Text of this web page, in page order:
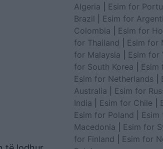
Algeria
Esim for
Brazil
Esim for
Colombia
Esim for
for Thailand
Esim for
for Malaysia
Esim for
for South Korea
Esim
Esim for Netherlands
Australia
Esim for
India
Esim for Chile
Esim for Poland
Macedonia
Esim for
for Finland
Esim for